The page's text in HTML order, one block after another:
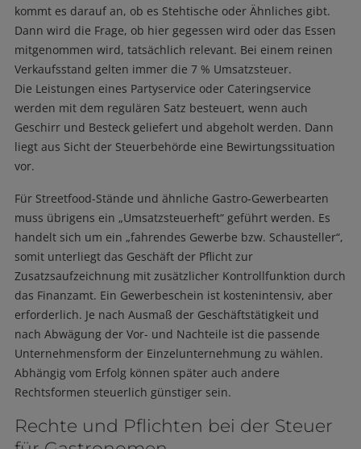
kommt es darauf an, ob es Stehtische oder Ähnliches gibt.
Dann wird die Frage, ob hier gegessen wird oder das Essen
mitgenommen wird, tatsächlich relevant. Bei einem reinen
Verkaufsstand gelten immer die 7 % Umsatzsteuer.
Die Leistungen eines Partyservice oder Cateringservice
werden mit dem regulären Satz besteuert, wenn auch
Geschirr und Besteck geliefert und abgeholt werden. Dann
liegt aus Sicht der Steuerbehörde eine Bewirtungssituation
vor.
Für Streetfood-Stände und ähnliche Gastro-Gewerbearten
muss übrigens ein „Umsatzsteuerheft“ geführt werden. Es
handelt sich um ein „fahrendes Gewerbe bzw. Schausteller“,
somit unterliegt das Geschäft der Pflicht zur
Zusatzsaufzeichnung mit zusätzlicher Kontrollfunktion durch
das Finanzamt. Ein Gewerbeschein ist kostenintensiv, aber
erforderlich. Je nach Ausmaß der Geschäftstätigkeit und
nach Abwägung der Vor- und Nachteile ist die passende
Unternehmensform der Einzelunternehmung zu wählen.
Abhängig vom Erfolg können später auch andere
Rechtsformen steuerlich günstiger sein.
Rechte und Pflichten bei der Steuer